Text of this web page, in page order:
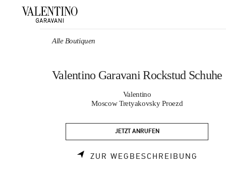
Alle Boutiquen
Valentino Garavani Rockstud Schuhe
Valentino
Moscow Tretyakovsky Proezd
JETZT ANRUFEN
ZUR WEGBESCHREIBUNG